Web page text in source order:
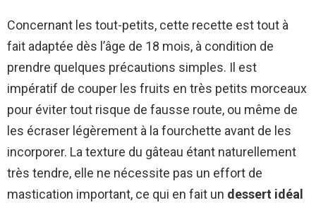
Concernant les tout-petits, cette recette est tout à
fait adaptée dès l’âge de 18 mois, à condition de
prendre quelques précautions simples. Il est
impératif de couper les fruits en très petits morceaux
pour éviter tout risque de fausse route, ou même de
les écraser légèrement à la fourchette avant de les
incorporer. La texture du gâteau étant naturellement
très tendre, elle ne nécessite pas un effort de
mastication important, ce qui en fait un dessert idéal